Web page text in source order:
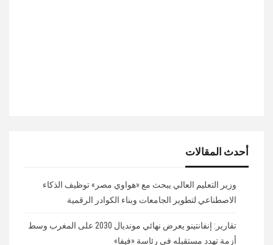
أحدث المقالات
وزير التعليم العالي يبحث مع «هواوي مصر» توظيف الذكاء
الاصطناعي لتطوير الجامعات وبناء الكوادر الرقمية
تقارير: إنفانتينو يعرض نهائي مونديال 2030 على المغرب وسط
أزمة تهدد مستقبله في رئاسة «فيفا»